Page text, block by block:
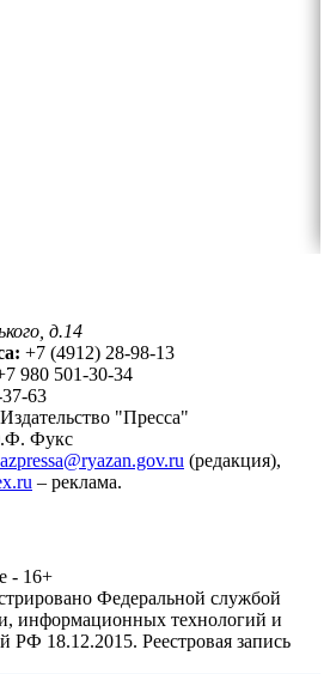
д.14
+7 (4912) 28-98-13
980 501-30-34
63
"Пресса"
Фукс
(редакция),
– реклама.
- 16+
Федеральной службой
информационных технологий и
РФ 18.12.2015. Реестровая запись